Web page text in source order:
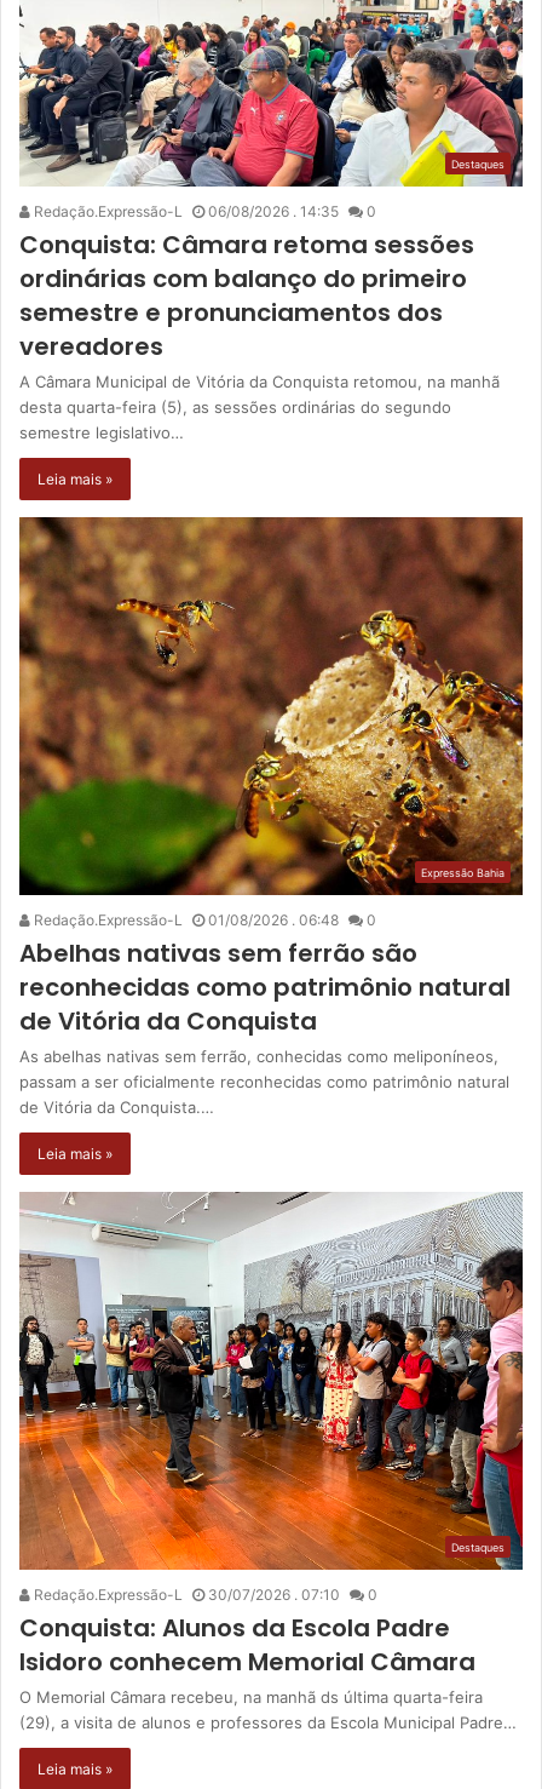
Destaques
Redação.Expressão-L 06/08/2026 . 14:35 0
Conquista: Câmara retoma sessões
ordinárias com balanço do primeiro
semestre e pronunciamentos dos
vereadores
A Câmara Municipal de Vitória da Conquista retomou, na manhã
desta quarta-feira (5), as sessões ordinárias do segundo
semestre legislativo…
Leia mais »
Expressão Bahia
Redação.Expressão-L 01/08/2026 . 06:48 0
Abelhas nativas sem ferrão são
reconhecidas como patrimônio natural
de Vitória da Conquista
As abelhas nativas sem ferrão, conhecidas como meliponíneos,
passam a ser oficialmente reconhecidas como patrimônio natural
de Vitória da Conquista.…
Leia mais »
Destaques
Redação.Expressão-L 30/07/2026 . 07:10 0
Conquista: Alunos da Escola Padre
Isidoro conhecem Memorial Câmara
O Memorial Câmara recebeu, na manhã ds última quarta-feira
(29), a visita de alunos e professores da Escola Municipal Padre…
Leia mais »